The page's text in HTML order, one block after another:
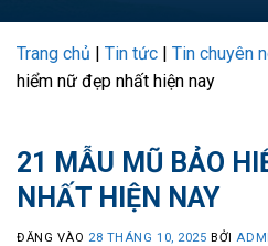
Trang chủ | Tin tức | Tin chuyên
hiểm nữ đẹp nhất hiện nay
21 MẪU MŨ BẢO
NHẤT HIỆN NAY
ĐĂNG VÀO 28 THÁNG 10, 2025 BỞI